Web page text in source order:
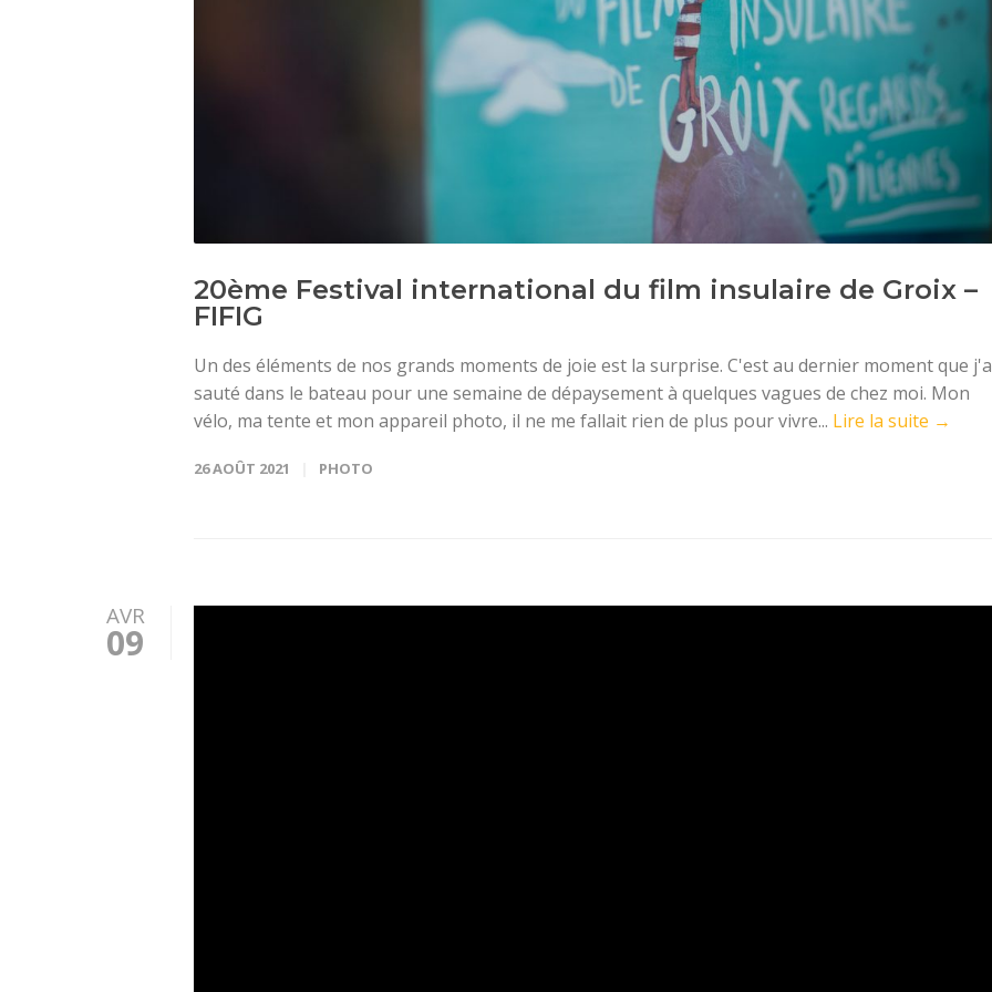
20ème Festival international du film insulaire de Groix –
FIFIG
Un des éléments de nos grands moments de joie est la surprise. C'est au dernier moment que
sauté dans le bateau pour une semaine de dépaysement à quelques vagues de chez moi. Mon
vélo, ma tente et mon appareil photo, il ne me fallait rien de plus pour vivre... Lire la suite →
26 AOÛT 2021 PHOTO
AVR
09